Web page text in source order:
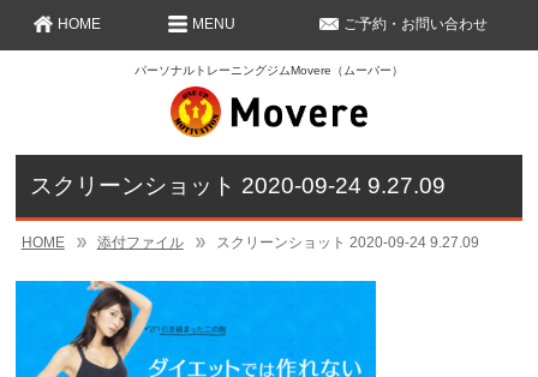
パーソナルトレーニングジムMovere（ムーバー）
HOME ご予約・お問い合わせ
MENU
スクリーンショット 2020-09-24 9.27.09
HOME 添付ファイル スクリーンショット 2020-09-24 9.27.09